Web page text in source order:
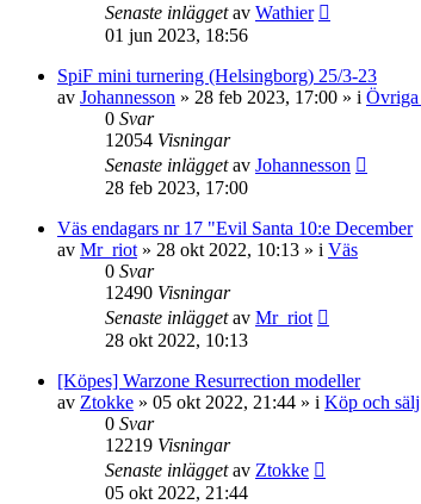
Senaste inläggetav Wathier
01 jun 2023, 18:56
SpiF mini turnering (Helsingborg) 25/3-23
av Johannesson » 28 feb 2023, 17:00 » i
0 Svar
12054 Visningar
Senaste inläggetav Johannesson
28 feb 2023, 17:00
Väs endagars nr 17 "Evil Santa 10:e December
av Mr_riot » 28 okt 2022, 10:13 » i Väs
0 Svar
12490 Visningar
Senaste inläggetav Mr_riot
28 okt 2022, 10:13
[Köpes] Warzone Resurrection modeller
av Ztokke » 05 okt 2022, 21:44 » i Köp och sälj
0 Svar
12219 Visningar
Senaste inläggetav Ztokke
05 okt 2022, 21:44